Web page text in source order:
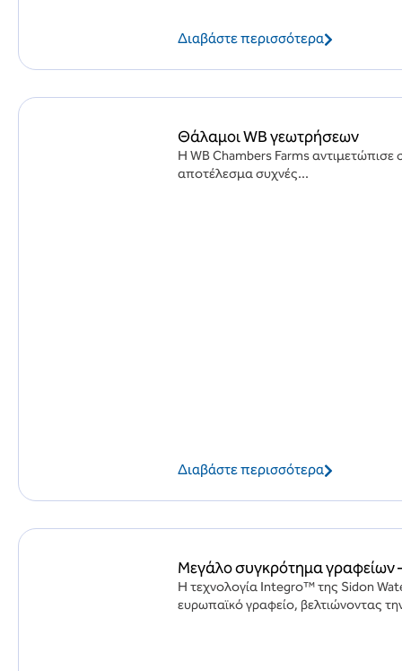
Διαβάστε περισσότερα
Θάλαμοι WB γεωτρήσεων
Η WB Chambers Farms
αποτέλεσμα συχνές...
Διαβάστε περισσότερα
Μεγάλο συγκρότημα γραφείων
Η τεχνολογία Integro™ της Sidon
ευρωπαϊκό γραφείο, βελτιώνοντας